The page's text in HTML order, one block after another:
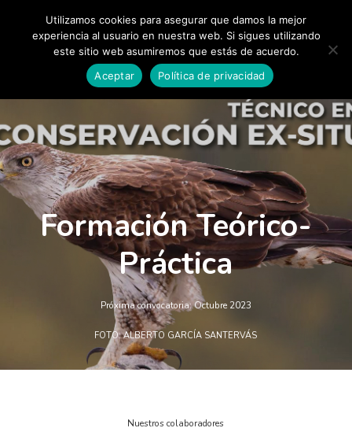
Formación Teórico-
Práctica
Próxima convocatoria: Octubre 2023
FOTO: ALBERTO GARCÍA SANTERVÁS
Nuestros colaboradores
Close
Utilizamos cookies para asegurar que damos la mejor
experiencia al usuario en nuestra web. Si sigues utilizando
este sitio web asumiremos que estás de acuerdo.
Aceptar
Política de privacidad